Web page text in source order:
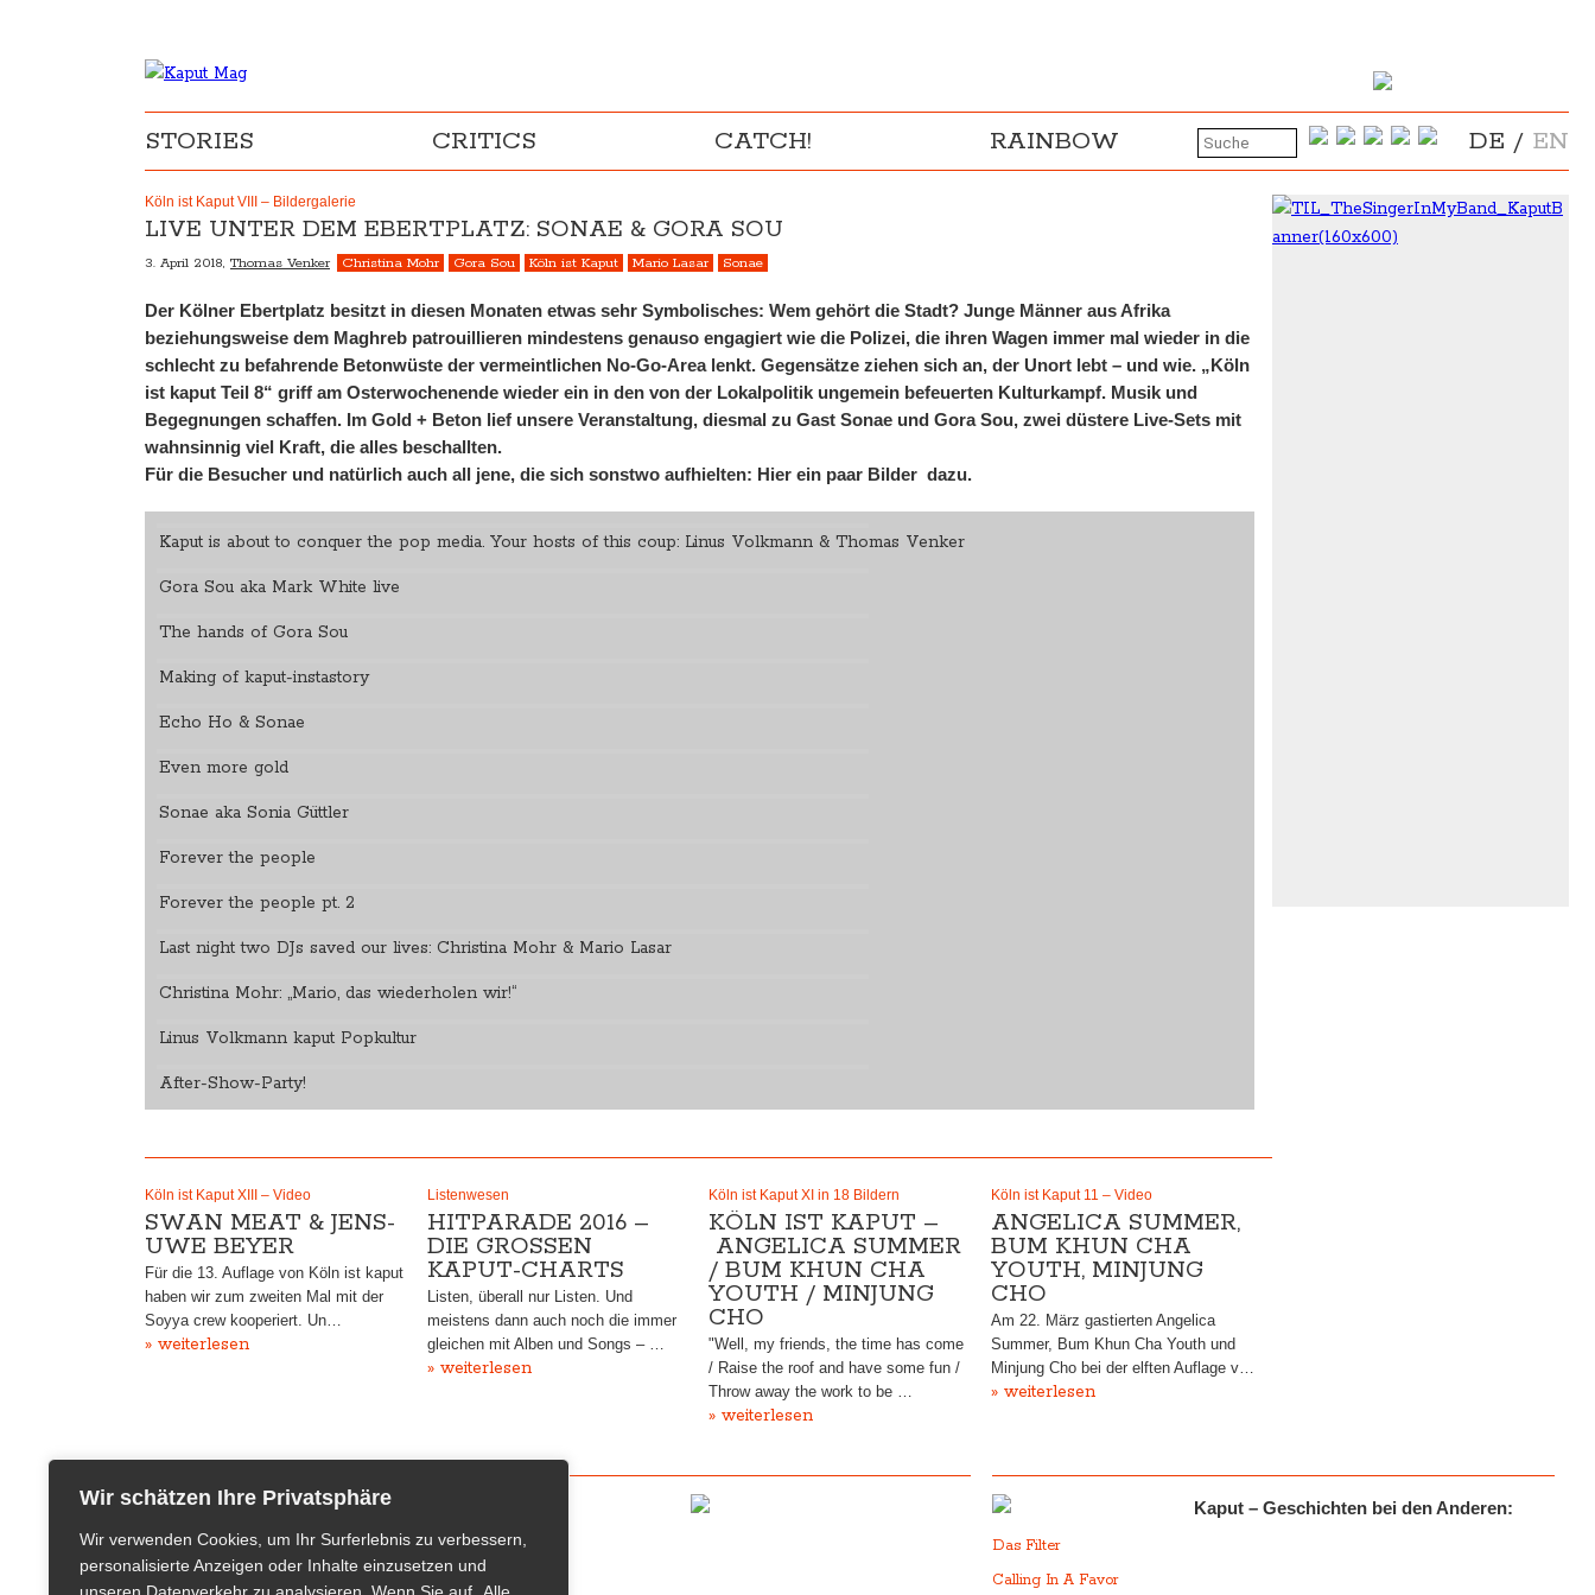
Wir schätzen Ihre Privatsphäre
Wir verwenden Cookies, um Ihr Surferlebnis zu verbessern,
personalisierte Anzeigen oder Inhalte einzusetzen und
STORIES CRITICS CATCH! RAINBOW DE / EN
Köln ist Kaput VIII – Bildergalerie
LIVE UNTER DEM EBERTPLATZ: SONAE & GORA SOU
3. April 2018, Thomas Venker Christina Mohr Gora Sou Köln ist Kaput Mario Lasar Sonae
Der Kölner Ebertplatz besitzt in diesen Monaten etwas sehr Symbolisches: Wem gehört die Stadt? Junge Männer aus Afrika
beziehungsweise dem Maghreb patrouillieren mindestens genauso engagiert wie die Polizei, die ihren Wagen immer mal wieder in die
schlecht zu befahrende Betonwüste der vermeintlichen No-Go-Area lenkt. Gegensätze ziehen sich an, der Unort lebt – und wie. „Köln
ist kaput Teil 8“ griff am Osterwochenende wieder ein in den von der Lokalpolitik ungemein befeuerten Kulturkampf. Musik und
Begegnungen schaffen. Im Gold + Beton lief unsere Veranstaltung, diesmal zu Gast Sonae und Gora Sou, zwei düstere Live-Sets mit
wahnsinnig viel Kraft, die alles beschallten.
Für die Besucher und natürlich auch all jene, die sich sonstwo aufhielten: Hier ein paar Bilder dazu.
Kaput is about to conquer the pop media. Your hosts of this coup: Linus Volkmann & Thomas Venker
Gora Sou aka Mark White live
The hands of Gora Sou
Making of kaput-instastory
Echo Ho & Sonae
Even more gold
Sonae aka Sonia Güttler
Forever the people
Forever the people pt. 2
Last night two DJs saved our lives: Christina Mohr & Mario Lasar
Christina Mohr: „Mario, das wiederholen wir!“
Linus Volkmann kaput Popkultur
After-Show-Party!
Köln ist Kaput XIII – Video
SWAN MEAT & JENS-
UWE BEYER
Für die 13. Auflage von Köln ist kaput
haben wir zum zweiten Mal mit der
Soyya crew kooperiert. Un…
» weiterlesen
Listenwesen
HITPARADE 2016 –
DIE GROSSEN K
APUT-CHARTS
Listen, überall nur Listen. Und
meistens dann auch noch die immer
gleichen mit Alben und Songs – …
» weiterlesen
Köln ist Kaput XI in 18 Bildern
KÖLN IST KAPUT –
ANGELICA SUMMER
/ BUM KHUN CHA
YOUTH / MINJUNG
CHO
"Well, my friends, the time has come
/ Raise the roof and have some fun /
Throw away the work to be …
» weiterlesen
Köln ist Kaput 11 – Video
ANGELICA SUMMER,
BUM KHUN CHA
YOUTH, MINJUNG
CHO
Am 22. März gastierten Angelica
Summer, Bum Khun Cha Youth und
Minjung Cho bei der elften Auflage v…
» weiterlesen
Kaput – Geschichten bei den Anderen:
Das Filter
Calling In A Favor